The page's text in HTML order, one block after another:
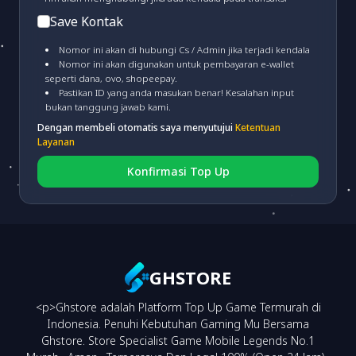
PERMATA VA
MANDIRI VA(fee 4.000)
(fee 3.000)
NEO VA(fee 3.000)
Save Kontak
Nomor ini akan di hubungi Cs / Admin jika terjadi kendala
Nomor ini akan digunakan untuk pembayaran e-wallet
seperti dana, ovo, shopeepay.
Pastikan ID yang anda masukan benar! Kesalahan input
bukan tanggung jawab kami.
Dengan membeli otomatis saya menyutujui Ketentuan
Layanan
Konfirmasi Top Up
GHSTORE
<p>Ghstore adalah Platform Top Up Game Termurah di
Indonesia. Penuhi Kebutuhan Gaming Mu Bersama
Ghstore. Store Specialist Game Mobile Legends No.1